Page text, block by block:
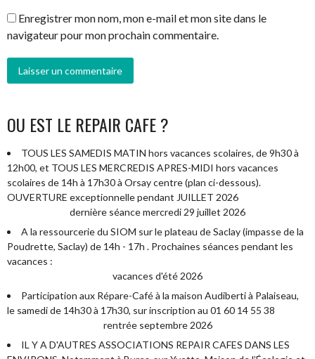
Enregistrer mon nom, mon e-mail et mon site dans le
navigateur pour mon prochain commentaire.
OU EST LE REPAIR CAFE ?
TOUS LES SAMEDIS MATIN hors vacances scolaires, de 9h30 à
12h00, et TOUS LES MERCREDIS APRES-MIDI hors vacances
scolaires de 14h à 17h30 à Orsay centre (plan ci-dessous).
OUVERTURE exceptionnelle pendant JUILLET 2026
dernière séance mercredi 29 juillet 2026
A la ressourcerie du SIOM sur le plateau de Saclay (impasse de la
Poudrette, Saclay) de 14h - 17h . Prochaines séances pendant les
vacances :
vacances d'été 2026
Participation aux Répare-Café à la maison Audiberti à Palaiseau,
le samedi de 14h30 à 17h30, sur inscription au 01 60 14 55 38
rentrée septembre 2026
IL Y A D'AUTRES ASSOCIATIONS REPAIR CAFES DANS LES